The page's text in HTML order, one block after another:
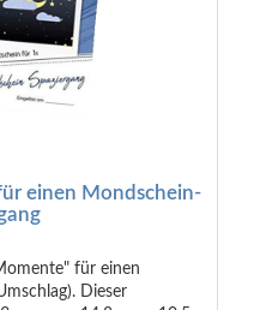
einen Mondschein-
für einen
Dieser